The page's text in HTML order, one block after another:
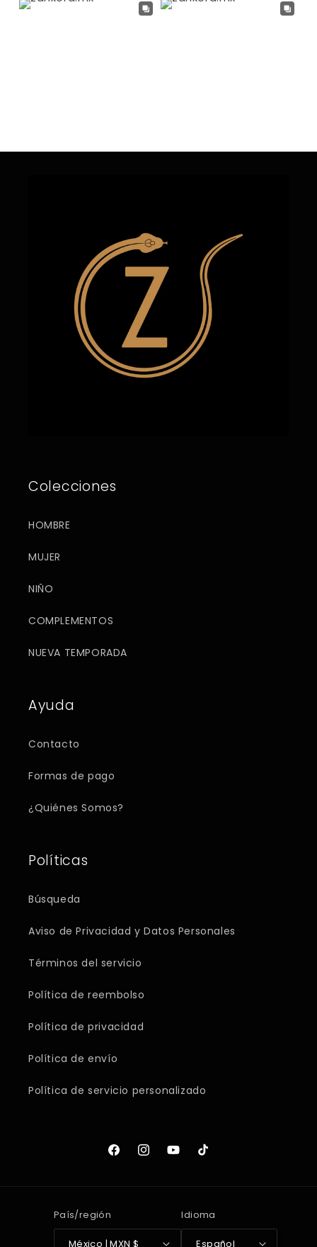
Colecciones
HOMBRE
MUJER
NIÑO
COMPLEMENTOS
NUEVA TEMPORADA
Ayuda
Contacto
Formas de pago
¿Quiénes Somos?
Políticas
Búsqueda
Aviso de Privacidad y Datos Personales
Términos del servicio
Política de reembolso
Política de privacidad
Política de envío
Política de servicio personalizado
FacebookInstagramYouTubeTikTok
País/región
México | MXN $
Idioma
Español